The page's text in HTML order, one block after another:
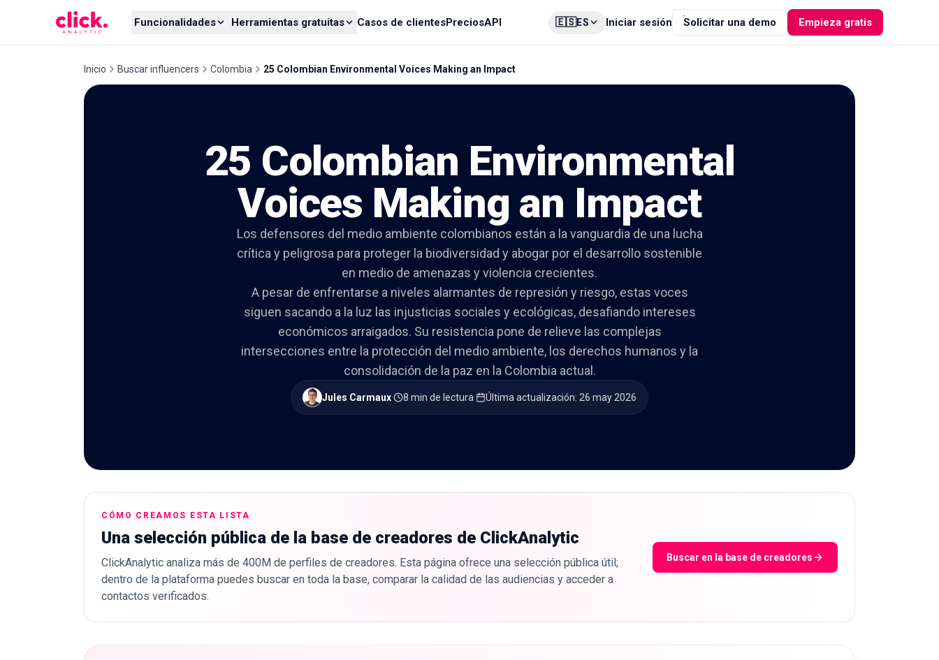
Funcionalidades Herramientas gratuitas Casos de clientesPreciosAPI 🇪🇸ES Iniciar sesión Solicitar una demo Empieza gratis
Inicio Buscar influencers Colombia 25 Colombian Environmental Voices Making an Impact
25 Colombian Environmental
Voices Making an Impact
Los defensores del medio ambiente colombianos están a la vanguardia de una lucha
crítica y peligrosa para proteger la biodiversidad y abogar por el desarrollo sostenible
en medio de amenazas y violencia crecientes.
A pesar de enfrentarse a niveles alarmantes de represión y riesgo, estas voces
siguen sacando a la luz las injusticias sociales y ecológicas, desafiando intereses
económicos arraigados. Su resistencia pone de relieve las complejas
intersecciones entre la protección del medio ambiente, los derechos humanos y la
consolidación de la paz en la Colombia actual.
Jules Carmaux· 8 min de lectura· Última actualización: 26 may 2026
CÓMO CREAMOS ESTA LISTA
Una selección pública de la base de creadores de ClickAnalytic
ClickAnalytic analiza más de 400M de perfiles de creadores. Esta página ofrece una selección pública útil;
dentro de la plataforma puedes buscar en toda la base, comparar la calidad de las audiencias y acceder a
contactos verificados.
Buscar en la base de creadores